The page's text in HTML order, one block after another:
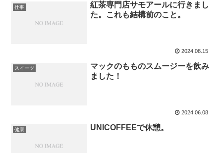
仕事
紅茶専門店サモアールに行きまし
た。これも結構前のこと。
2024.08.15
スイーツ
マックのもものスムージーを飲み
ました！
2024.06.08
健康 UNICOFFEEで休憩。